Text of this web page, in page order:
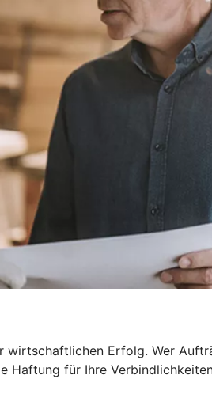
wirtschaftlichen Erfolg. Wer
für Ihre